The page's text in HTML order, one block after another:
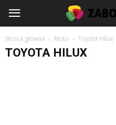
www.zabobon.pl
Strona główna Moto Toyota Hilux
TOYOTA HILUX